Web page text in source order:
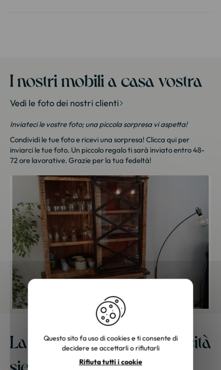
I nostri mobili a casa vostra
Vedi le foto dei nostri clienti
Inviateci le vostre foto; una piccola sorpresa vi aspetta!
Condividi le tue foto e ricevi una sorpresa! Clicca qui per
inviarci le tue foto. Un piccolo regalo ti sarà inviato entro 48-
72 ore lavorative. Grazie per la tua fedeltà!
La nostra migliore pubblicità
siete voi
Questo sito fa uso di cookies e ti consente di
decidere se accettarli o rifiutarli
Rifiuta tutti i cookie